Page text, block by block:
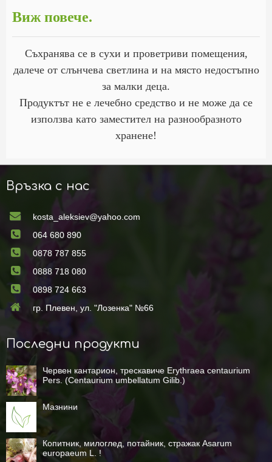
Виж повече.
Съхранява се в сухи и проветриви помещения,
далече от слънчева светлина и на място недостъпно
за малки деца.
Продуктът не е лечебно средство и не може да се
използва като заместител на разнообразното
хранене!
Връзка с нас
kosta_aleksiev@yahoo.com
064 680 890
0878 787 855
0888 718 080
0898 724 663
гр. Плевен, ул. "Лозенка" №66
Последни продукти
Червен кантарион, трескавиче Erythraea centaurium
Pers. (Centaurium umbellatum Gilib.)
Мазнини
Копитник, милоглед, потайник, стражак Asarum
europaeum L. !